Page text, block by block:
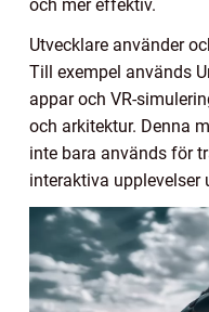
och mer effektiv.
Utvecklare använder
Till exempel används
appar och VR-
och arkitektur. Denna
inte bara används för
interaktiva